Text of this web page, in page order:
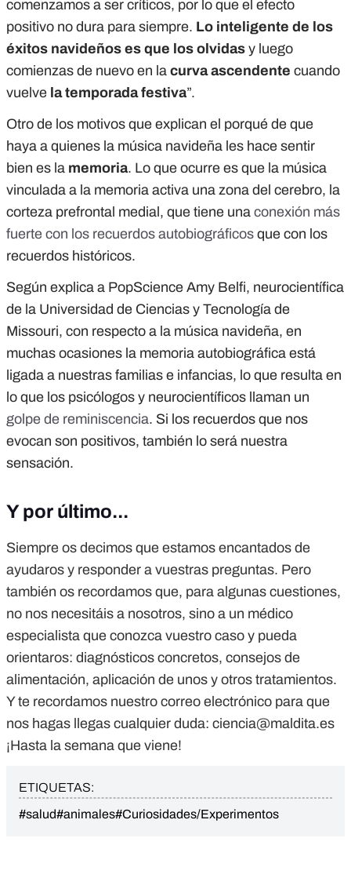
comenzamos a ser críticos, por lo que el efecto
positivo no dura para siempre. Lo inteligente de los
éxitos navideños es que los olvidas y luego
comienzas de nuevo en la curva ascendente cuando
vuelve la temporada festiva”.
Otro de los motivos que explican el porqué de que
haya a quienes la música navideña les hace sentir
bien es la memoria. Lo que ocurre es que la música
vinculada a la memoria activa una zona del cerebro, la
corteza prefrontal medial, que tiene una conexión más
fuerte con los recuerdos autobiográficos que con los
recuerdos históricos.
Según explica a PopScience Amy Belfi, neurocientífica
de la Universidad de Ciencias y Tecnología de
Missouri, con respecto a la música navideña, en
muchas ocasiones la memoria autobiográfica está
ligada a nuestras familias e infancias, lo que resulta en
lo que los psicólogos y neurocientíficos llaman un
golpe de reminiscencia. Si los recuerdos que nos
evocan son positivos, también lo será nuestra
sensación.
Y por último...
Siempre os decimos que estamos encantados de
ayudaros y responder a vuestras preguntas. Pero
también os recordamos que, para algunas cuestiones,
no nos necesitáis a nosotros, sino a un médico
especialista que conozca vuestro caso y pueda
orientaros: diagnósticos concretos, consejos de
alimentación, aplicación de unos y otros tratamientos.
Y te recordamos nuestro correo electrónico para que
nos hagas llegas cualquier duda: ciencia@maldita.es
¡Hasta la semana que viene!
ETIQUETAS:
#salud#animales#Curiosidades/Experimentos